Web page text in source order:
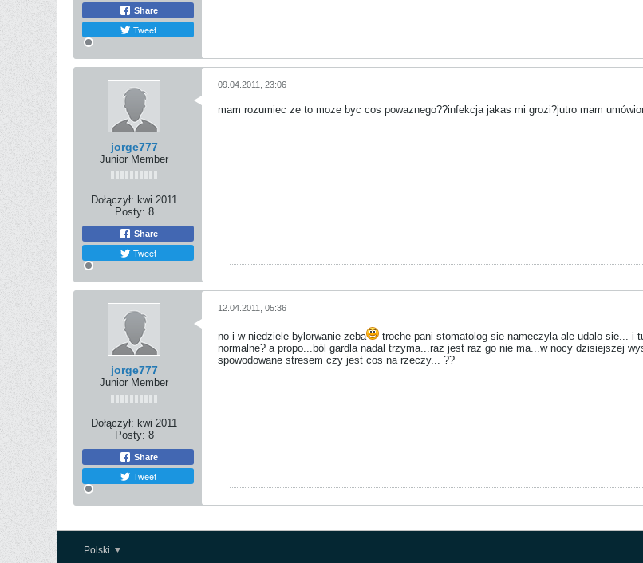
Share
Tweet
jorge777
Junior Member
Dołączył: kwi 2011
Posty: 8
Share
Tweet
09.04.2011, 23:06
mam rozumiec ze to moze byc cos powaznego??infekcja jakas mi grozi?jutro mam
jorge777
Junior Member
Dołączył: kwi 2011
Posty: 8
Share
Tweet
12.04.2011, 05:36
no i w niedziele bylorwanie zeba
troche pani stomatolog sie nameczyla ale udalo sie... i
normalne? a propo...ból gardla nadal trzyma...raz jest raz go nie ma...w nocy dzisiejszej
spowodowane stresem czy jest cos na rzeczy... ??
Polski